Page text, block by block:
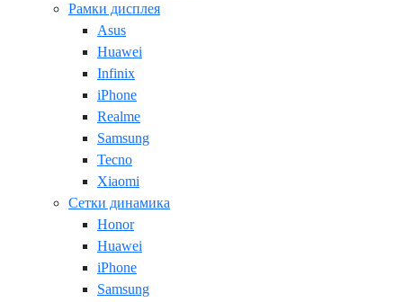
Рамки дисплея
Asus
Huawei
Infinix
iPhone
Realme
Samsung
Tecno
Xiaomi
Сетки динамика
Honor
Huawei
iPhone
Samsung